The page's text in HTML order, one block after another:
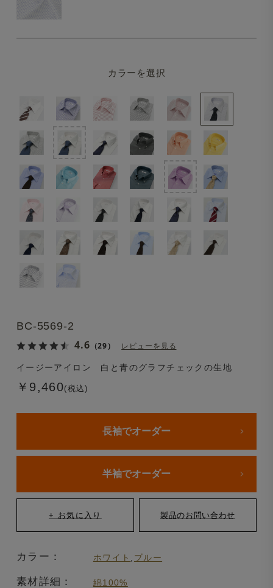
BC-5569-2
4.6 （29） レビューを見る
イージーアイロン 白と青のグラフチェックの生地
￥9,460(税込)
カラーを選択
長袖でオーダー
半袖でオーダー
カラー： ホワイト ブルー
素材詳細： 綿100%